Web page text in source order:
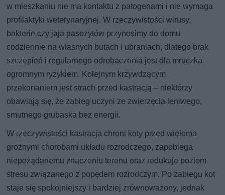
w mieszkaniu nie ma kontaktu z patogenami i nie wymaga
profilaktyki weterynaryjnej. W rzeczywistości wirusy,
bakterie czy jaja pasożytów przynosimy do domu
codziennie na własnych butach i ubraniach, dlatego brak
szczepień i regularnego odrobaczania jest dla mruczka
ogromnym ryzykiem. Kolejnym krzywdzącym
przekonaniem jest strach przed kastracją – niektórzy
obawiają się, że zabieg uczyni ze zwierzęcia leniwego,
smutnego grubaska bez energii.
W rzeczywistości kastracja chroni koty przed wieloma
groźnymi chorobami układu rozrodczego, zapobiega
niepożądanemu znaczeniu terenu oraz redukuje poziom
stresu związanego z popędem rozrodczym. Po zabiegu kot
staje się spokojniejszy i bardziej zrównoważony, jednak